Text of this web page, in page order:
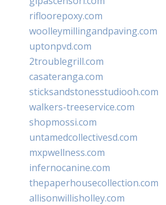
rifloorepoxy.com
woolleymillingandpaving.com
uptonpvd.com
2troublegrill.com
casateranga.com
sticksandstonesstudiooh.com
walkers-treeservice.com
shopmossi.com
untamedcollectivesd.com
mxpwellness.com
infernocanine.com
thepaperhousecollection.com
allisonwillisholley.com